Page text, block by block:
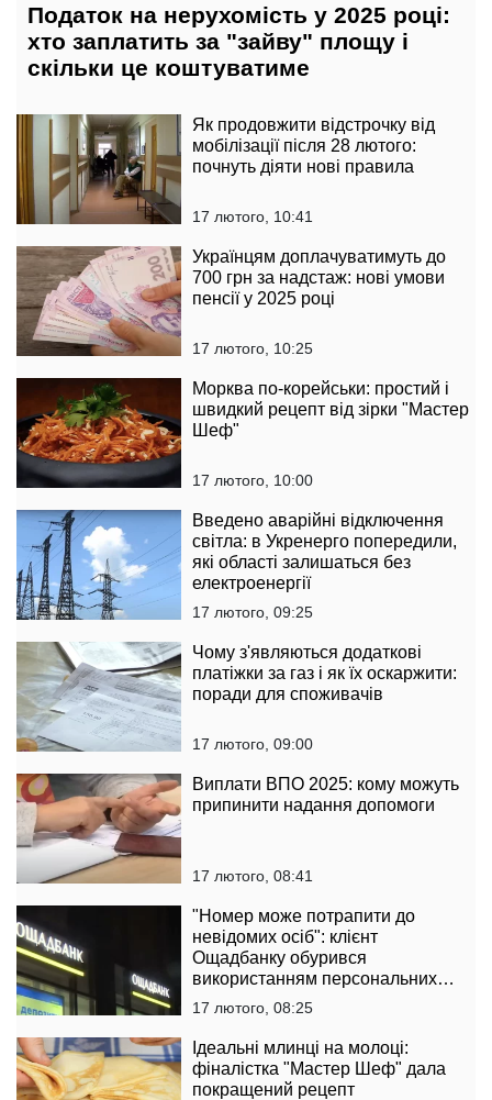
Податок на нерухомість у 2025 році:
хто заплатить за "зайву" площу і
скільки це коштуватиме
Як продовжити відстрочку від
мобілізації після 28 лютого:
почнуть діяти нові правила
17 лютого, 10:41
Українцям доплачуватимуть до
700 грн за надстаж: нові умови
пенсії у 2025 році
17 лютого, 10:25
Морква по-корейськи: простий і
швидкий рецепт від зірки "Мастер
Шеф"
17 лютого, 10:00
Введено аварійні відключення
світла: в Укренерго попередили,
які області залишаться без
електроенергії
17 лютого, 09:25
Чому з'являються додаткові
платіжки за газ і як їх оскаржити:
поради для споживачів
17 лютого, 09:00
Виплати ВПО 2025: кому можуть
припинити надання допомоги
17 лютого, 08:41
"Номер може потрапити до
невідомих осіб": клієнт
Ощадбанку обурився
використанням персональних
даних
17 лютого, 08:25
Ідеальні млинці на молоці:
фіналістка "Мастер Шеф" дала
покращений рецепт